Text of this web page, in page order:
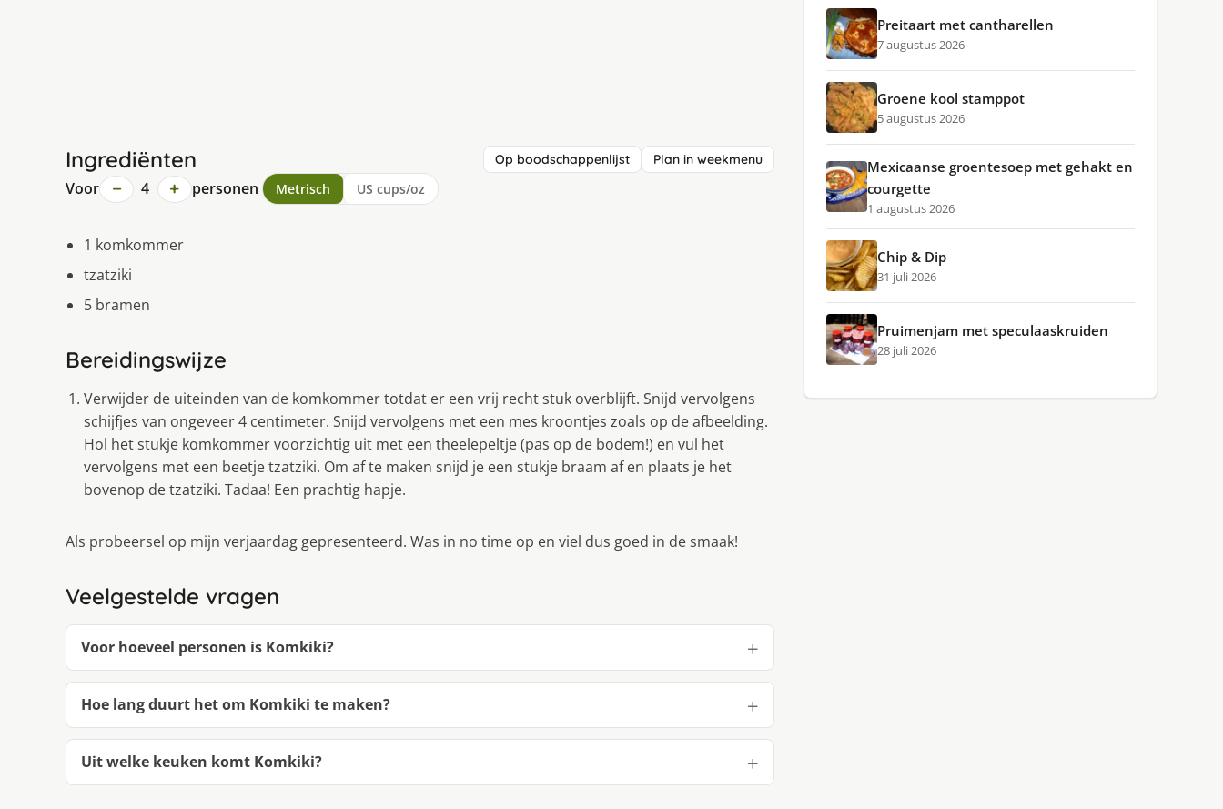
Ingrediënten Op boodschappenlijst Plan in weekmenu
Voor − 4 + personen Metrisch US cups/oz
1 komkommer
tzatziki
5 bramen
Bereidingswijze
Verwijder de uiteinden van de komkommer totdat er een vrij recht stuk overblijft. Snijd vervolgens
schijfjes van ongeveer 4 centimeter. Snijd vervolgens met een mes kroontjes zoals op de afbeelding.
Hol het stukje komkommer voorzichtig uit met een theelepeltje (pas op de bodem!) en vul het
vervolgens met een beetje tzatziki. Om af te maken snijd je een stukje braam af en plaats je het
bovenop de tzatziki. Tadaa! Een prachtig hapje.
Als probeersel op mijn verjaardag gepresenteerd. Was in no time op en viel dus goed in de smaak!
Veelgestelde vragen
Voor hoeveel personen is Komkiki?
Hoe lang duurt het om Komkiki te maken?
Uit welke keuken komt Komkiki?
Preitaart met cantharellen
7 augustus 2026
Groene kool stamppot
5 augustus 2026
Mexicaanse groentesoep met gehakt en
courgette
1 augustus 2026
Chip & Dip
31 juli 2026
Pruimenjam met speculaaskruiden
28 juli 2026